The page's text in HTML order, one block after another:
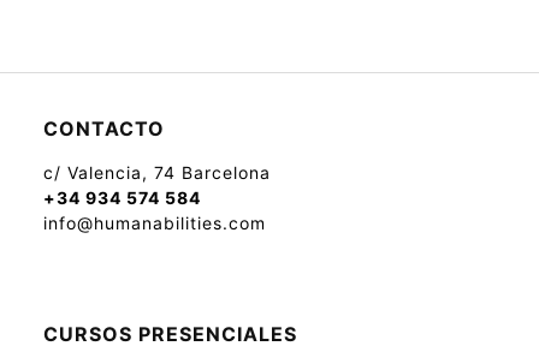
CONTACTO
c/ Valencia, 74 Barcelona
+34 934 574 584
info@humanabilities.com
CURSOS PRESENCIALES